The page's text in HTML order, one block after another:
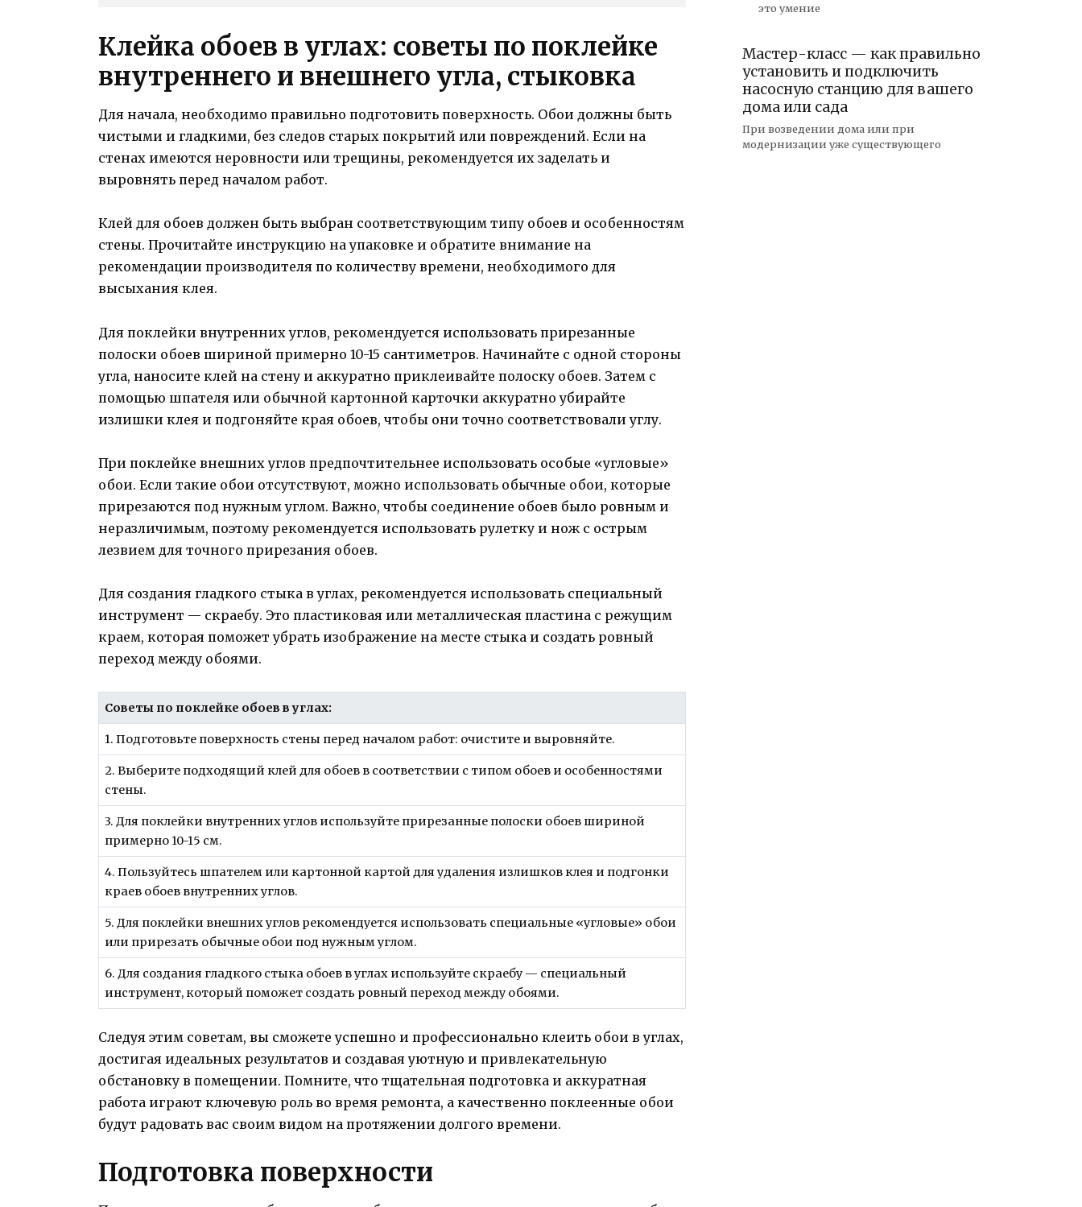
Клейка обоев в углах: советы по поклейке
внутреннего и внешнего угла, стыковка
Для начала, необходимо правильно подготовить поверхность. Обои должны быть
чистыми и гладкими, без следов старых покрытий или повреждений. Если на
стенах имеются неровности или трещины, рекомендуется их заделать и
выровнять перед началом работ.
Клей для обоев должен быть выбран соответствующим типу обоев и особенностям
стены. Прочитайте инструкцию на упаковке и обратите внимание на
рекомендации производителя по количеству времени, необходимого для
высыхания клея.
Для поклейки внутренних углов, рекомендуется использовать прирезанные
полоски обоев шириной примерно 10-15 сантиметров. Начинайте с одной стороны
угла, наносите клей на стену и аккуратно приклеивайте полоску обоев. Затем с
помощью шпателя или обычной картонной карточки аккуратно убирайте
излишки клея и подгоняйте края обоев, чтобы они точно соответствовали углу.
При поклейке внешних углов предпочтительнее использовать особые «угловые»
обои. Если такие обои отсутствуют, можно использовать обычные обои, которые
прирезаются под нужным углом. Важно, чтобы соединение обоев было ровным и
неразличимым, поэтому рекомендуется использовать рулетку и нож с острым
лезвием для точного прирезания обоев.
Для создания гладкого стыка в углах, рекомендуется использовать специальный
инструмент — скраебу. Это пластиковая или металлическая пластина с режущим
краем, которая поможет убрать изображение на месте стыка и создать ровный
переход между обоями.
Советы по поклейке обоев в углах:
1. Подготовьте поверхность стены перед началом работ: очистите и выровняйте.
2. Выберите подходящий клей для обоев в соответствии с типом обоев и особенностями
стены.
3. Для поклейки внутренних углов используйте прирезанные полоски обоев шириной
примерно 10-15 см.
4. Пользуйтесь шпателем или картонной картой для удаления излишков клея и подгонки
краев обоев внутренних углов.
5. Для поклейки внешних углов рекомендуется использовать специальные «угловые» обои
или прирезать обычные обои под нужным углом.
6. Для создания гладкого стыка обоев в углах используйте скраебу — специальный
инструмент, который поможет создать ровный переход между обоями.
Следуя этим советам, вы сможете успешно и профессионально клеить обои в углах,
достигая идеальных результатов и создавая уютную и привлекательную
обстановку в помещении. Помните, что тщательная подготовка и аккуратная
работа играют ключевую роль во время ремонта, а качественно поклеенные обои
будут радовать вас своим видом на протяжении долгого времени.
Подготовка поверхности
это умение
Мастер-класс — как правильно
установить и подключить
насосную станцию для вашего
дома или сада
При возведении дома или при
модернизации уже существующего